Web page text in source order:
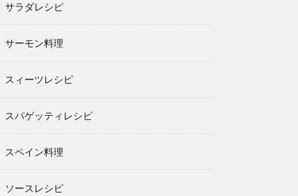
サラダレシピ
サーモン料理
スィーツレシピ
スパゲッティレシピ
スペイン料理
ソースレシピ